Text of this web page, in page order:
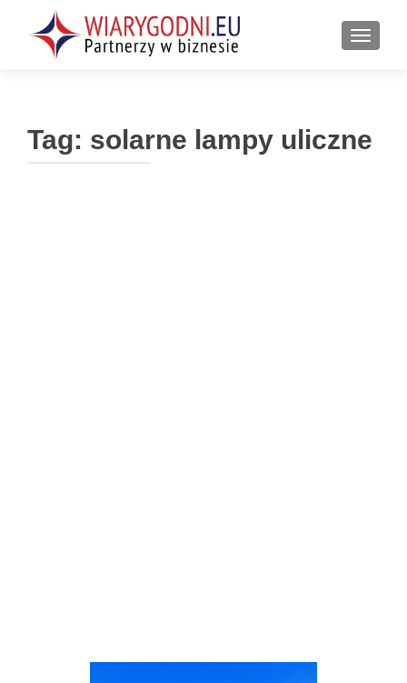
Tag: solarne lampy uliczne